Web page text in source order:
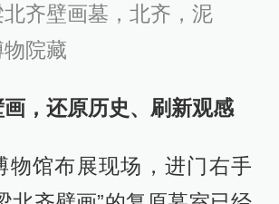
齐壁画墓，北齐，泥
院藏
，还原历史、刷新观感
物馆布展现场，进门右手